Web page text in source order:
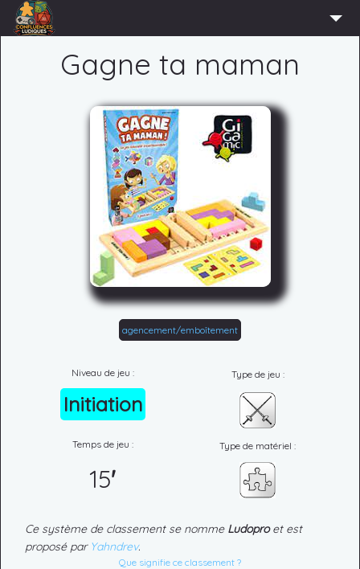
Gagne ta maman
agencement/emboîtement
Niveau de jeu :
Initiation
Type de jeu :
Temps de jeu :
15'
Type de matériel :
Ce système de classement se nomme Ludoproet est
proposé par Yahndrev.
Que signifie ce classement ?